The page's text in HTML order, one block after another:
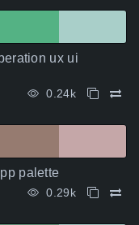
ux ui
0.24k
palette
0.29k